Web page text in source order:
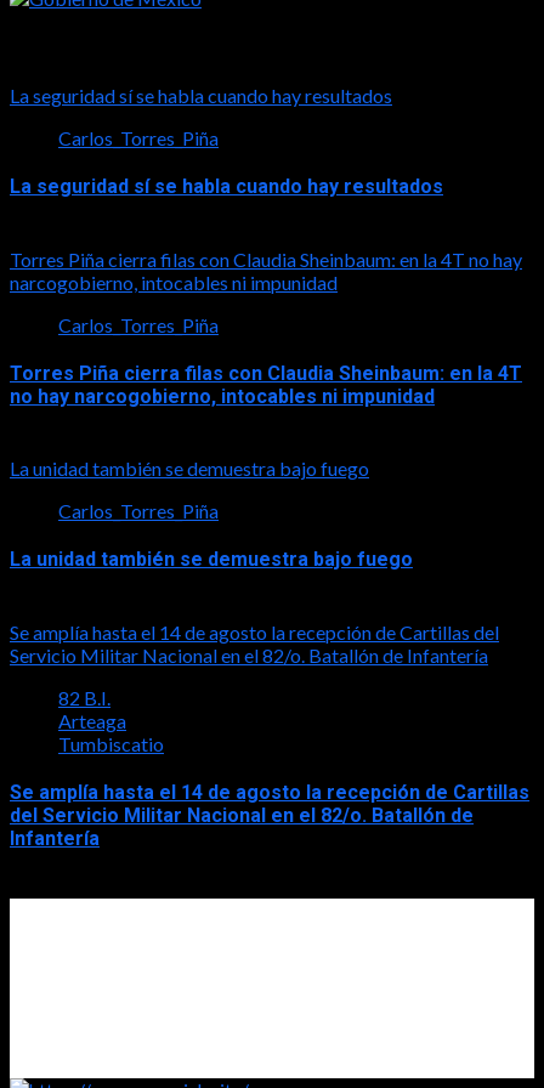
La seguridad sí se habla cuando hay resultados
Carlos_Torres_Piña
La seguridad sí se habla cuando hay resultados
Torres Piña cierra filas con Claudia Sheinbaum: en la 4T no hay
narcogobierno, intocables ni impunidad
Carlos_Torres_Piña
Torres Piña cierra filas con Claudia Sheinbaum: en la 4T
no hay narcogobierno, intocables ni impunidad
La unidad también se demuestra bajo fuego
Carlos_Torres_Piña
La unidad también se demuestra bajo fuego
Se amplía hasta el 14 de agosto la recepción de Cartillas del
Servicio Militar Nacional en el 82/o. Batallón de Infantería
82 B.I.
Arteaga
Tumbiscatio
Se amplía hasta el 14 de agosto la recepción de Cartillas
del Servicio Militar Nacional en el 82/o. Batallón de
Infantería